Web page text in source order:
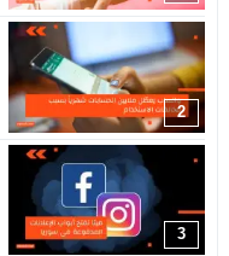
2
3